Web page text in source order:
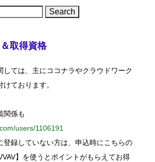
取得資格
しては、主にココナラやクラウドワーク
ております。
関係も
users/1106191
登録していない方は、申込時にこちらの
】を使うとポイントがもらえてお得